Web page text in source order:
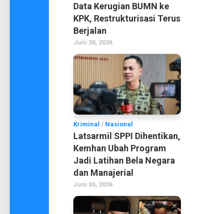
Data Kerugian BUMN ke
KPK, Restrukturisasi Terus
Berjalan
Juni 30, 2026
Kriminal / Nasional
Latsarmil SPPI Dihentikan,
Kemhan Ubah Program
Jadi Latihan Bela Negara
dan Manajerial
Juni 30, 2026